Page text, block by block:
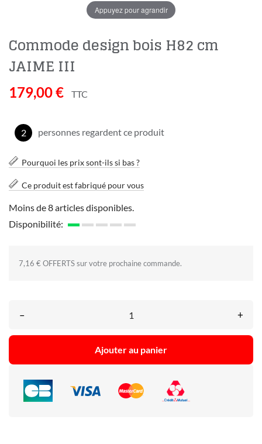
Appuyez pour agrandir
Commode design bois H82 cm
JAIME III
179,00 € TTC
2 personnes regardent ce produit
Pourquoi les prix sont-ils si bas ?
Ce produit est fabriqué pour vous
Moins de 8 articles disponibles.
Disponibilité:
7,16 € OFFERTS sur votre prochaine commande.
– +
Ajouter au panier